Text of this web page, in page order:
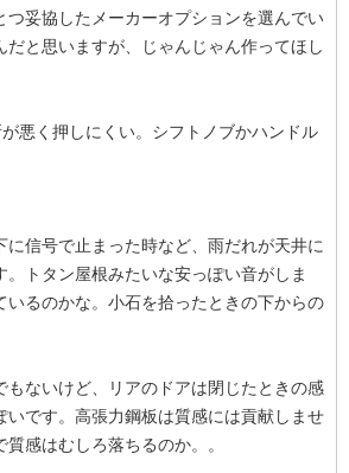
つ妥協したメーカーオプションを選んでい
だと思いますが、じゃんじゃん作ってほし
悪く押しにくい。シフトノブかハンドル
に信号で止まった時など、雨だれが天井に
。トタン屋根みたいな安っぽい音がしま
いるのかな。小石を拾ったときの下からの
もないけど、リアのドアは閉じたときの感
いです。高張力鋼板は質感には貢献しませ
感はむしろ落ちるのか。。